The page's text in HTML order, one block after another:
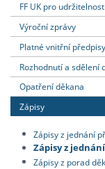
FF UK pro udržitelnost
Výroční zprávy
Platné vnitřní předpisy
Rozhodnutí a sdělení
Opatření děkana
Zápisy
Zápisy z jednání
Zápisy z
Zápisy z porad